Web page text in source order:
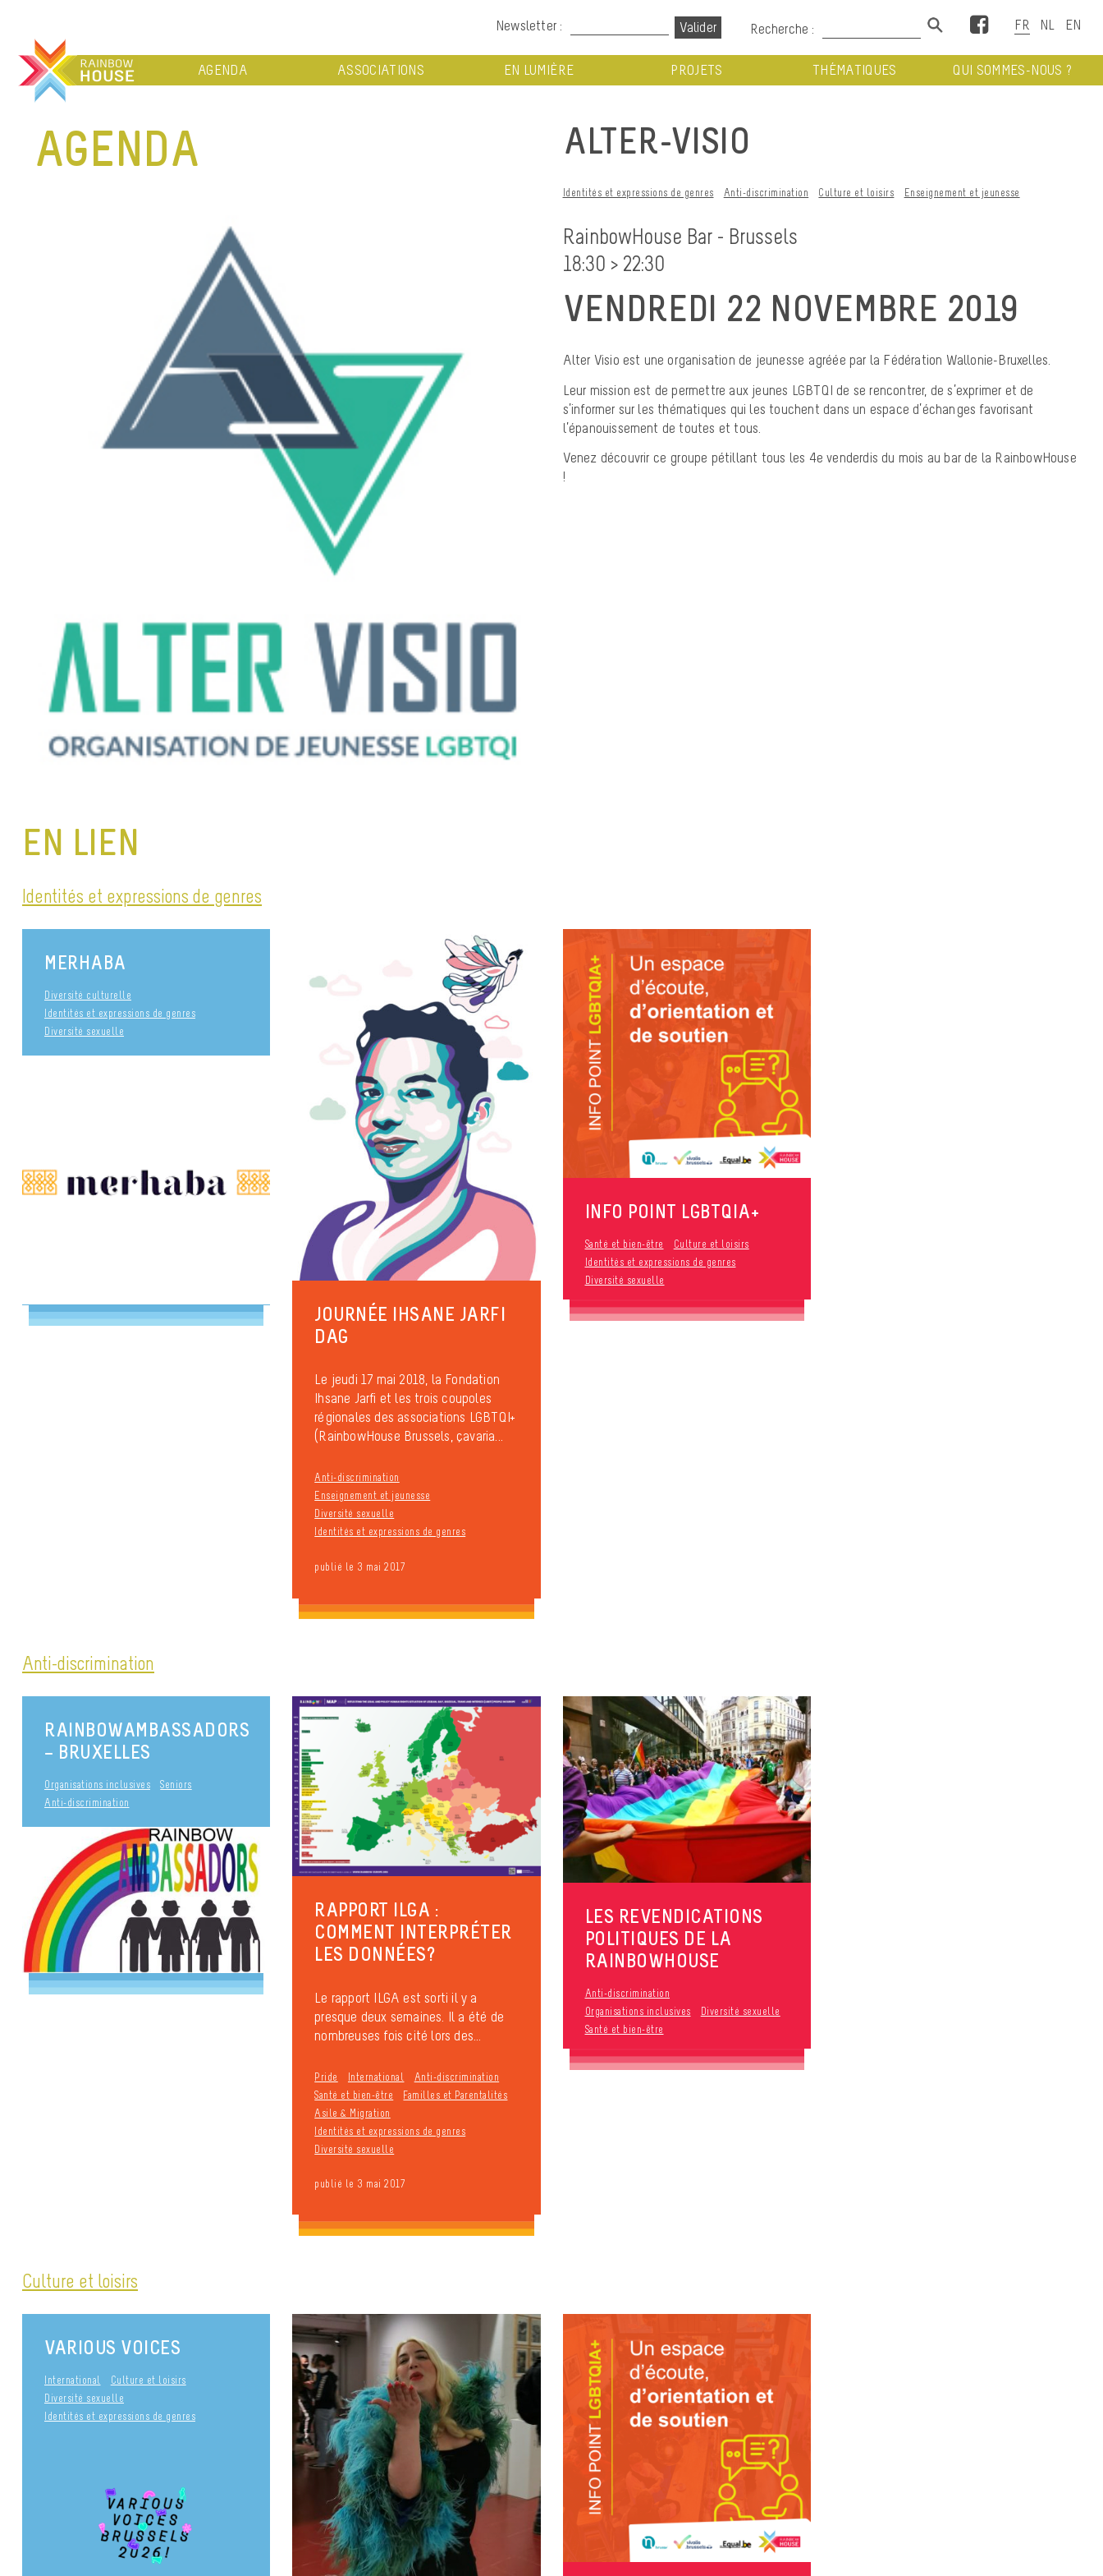
Newsletter : Recherche : Facebook
AGENDA ASSOCIATIONS EN LUMIÈRE PROJETS THÉMATIQUES QUI SOMMES-NOUS ?
AGENDA ALTER-VISIO
Identités et expressions de genres Anti-discrimination Culture et loisirs Enseignement et jeunesse
RainbowHouse Bar - Brussels
18:30 > 22:30
VENDREDI 22 NOVEMBRE 2019
Alter Visio est une organisation de jeunesse agréée par la Fédération Wallonie-Bruxelles.
Leur mission est de permettre aux jeunes LGBTQI de se rencontrer, de s’exprimer et de
s’informer sur les thématiques qui les touchent dans un espace d’échanges favorisant
l’épanouissement de toutes et tous.
Venez découvrir ce groupe pétillant tous les 4e venderdis du mois au bar de la RainbowHouse
!
EN LIEN
Identités et expressions de genres
MERHABA
Diversité culturelle
Identités et expressions de genres
Diversité sexuelle
JOURNÉE IHSANE JARFI
DAG
Le jeudi 17 mai 2018, la Fondation
Ihsane Jarfi et les trois coupoles
régionales des associations LGBTQI+
(RainbowHouse Brussels, çavaria...
Anti-discrimination
Enseignement et jeunesse
Diversité sexuelle
Identités et expressions de genres
publié le 3 mai 2017
INFO POINT LGBTQIA+
Santé et bien-être
Culture et loisirs
Identités et expressions de genres
Diversité sexuelle
Anti-discrimination
RAINBOWAMBASSADORS
– BRUXELLES
Organisations inclusives
Seniors
Anti-discrimination
RAPPORT ILGA :
COMMENT INTERPRÉTER
LES DONNÉES?
Le rapport ILGA est sorti il y a
presque deux semaines. Il a été de
nombreuses fois cité lors des...
Pride International
Anti-discrimination
Santé et bien-être
Familles et Parentalités
Asile & Migration
Identités et expressions de genres
Diversité sexuelle
publié le 3 mai 2017
LES REVENDICATIONS
POLITIQUES DE LA
RAINBOWHOUSE
Anti-discrimination
Organisations inclusives
Diversité sexuelle
Santé et bien-être
Culture et loisirs
VARIOUS VOICES
International
Culture et loisirs
Diversité sexuelle
Identités et expressions de genres